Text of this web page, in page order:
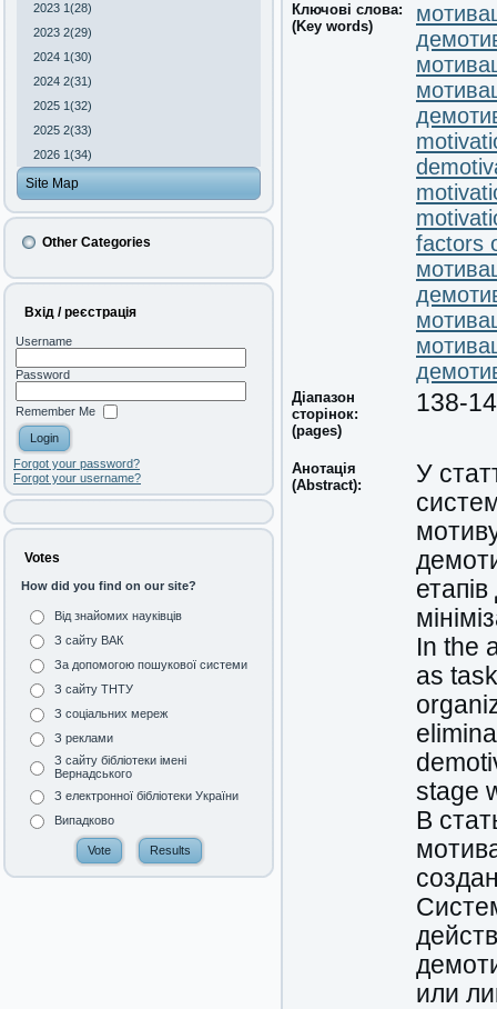
2023 1(28)
2023 2(29)
2024 1(30)
2024 2(31)
2025 1(32)
2025 2(33)
2026 1(34)
Site Map
Other Categories
Вхід / реєстрація
Username
Password
Remember Me
Forgot your password?
Forgot your username?
Votes
How did you find on our site?
Від знайомих науківців
З сайту ВАК
За допомогою пошукової системи
З сайту ТНТУ
З соціальних мереж
З реклами
З сайту бібліотеки імені
Вернадського
З електронної бібліотеки України
Випадково
Ключові слова:
(Key words)
factors
Діапазон
сторінок:
(pages)
138-
Анотація
(Abstract):
У
In the
as
stage
В
или